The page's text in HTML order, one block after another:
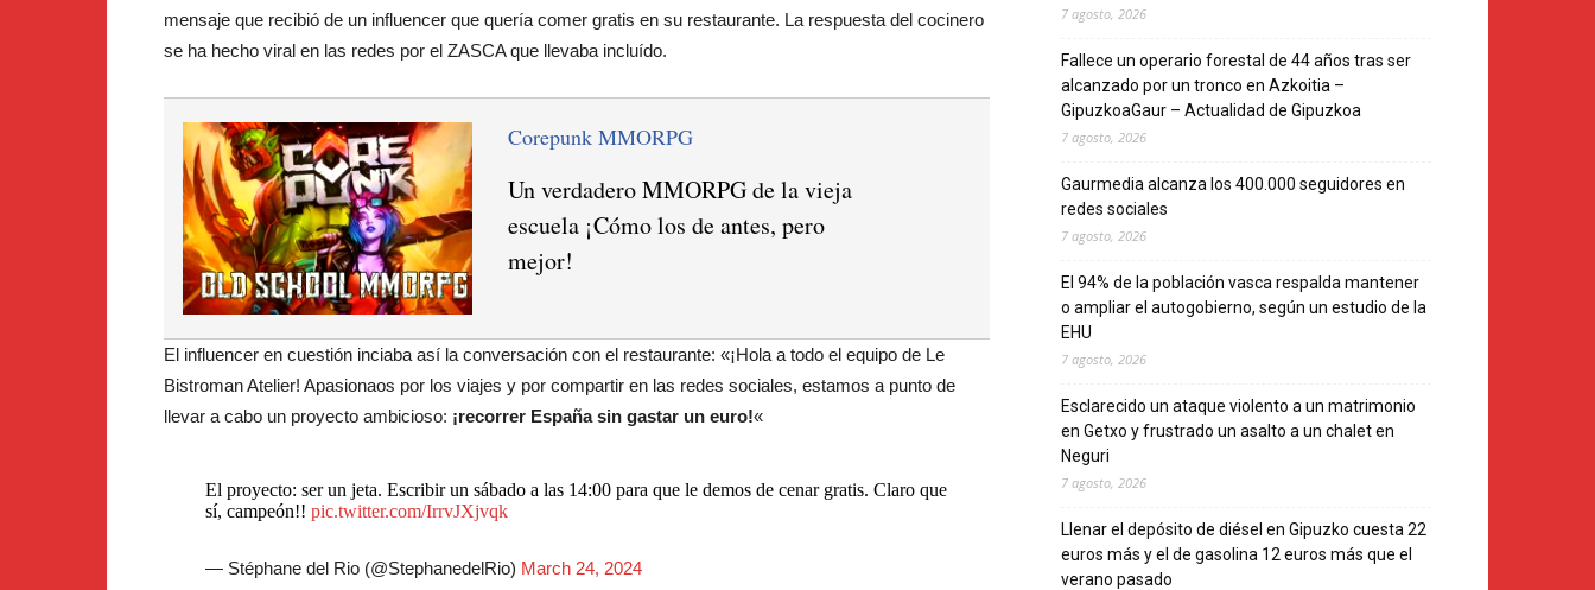
mensaje que recibió de un influencer que quería comer gratis en su restaurante. La respuesta del cocinero
se ha hecho viral en las redes por el ZASCA que llevaba incluído.
Corepunk MMORPG
Un verdadero MMORPG de la vieja
escuela ¡Cómo los de antes, pero
mejor!
El influencer en cuestión inciaba así la conversación con el restaurante: «¡Hola a todo el equipo de Le
Bistroman Atelier! Apasionaos por los viajes y por compartir en las redes sociales, estamos a punto de
llevar a cabo un proyecto ambicioso: ¡recorrer España sin gastar un euro!«
El proyecto: ser un jeta. Escribir un sábado a las 14:00 para que le demos de cenar gratis. Claro que
sí, campeón!! pic.twitter.com/IrrvJXjvqk
— Stéphane del Rio (@StephanedelRio) March 24, 2024
7 agosto, 2026
Fallece un operario forestal de 44 años tras ser
alcanzado por un tronco en Azkoitia –
GipuzkoaGaur – Actualidad de Gipuzkoa
7 agosto, 2026
Gaurmedia alcanza los 400.000 seguidores en
redes sociales
7 agosto, 2026
El 94% de la población vasca respalda mantener
o ampliar el autogobierno, según un estudio de la
EHU
7 agosto, 2026
Esclarecido un ataque violento a un matrimonio
en Getxo y frustrado un asalto a un chalet en
Neguri
7 agosto, 2026
Llenar el depósito de diésel en Gipuzko cuesta 22
euros más y el de gasolina 12 euros más que el
verano pasado